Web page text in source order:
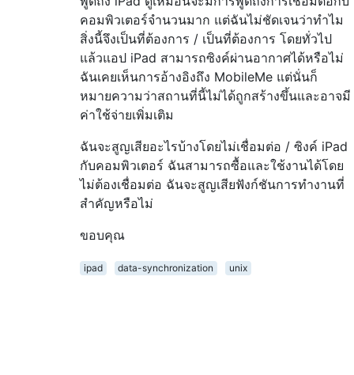
คอมพิวเตอร์จำนวนมาก แต่ฉันไม่ชัดเจนว่าทำไม
สิ่งนี้จึงเป็นที่ต้องการ / เป็นที่ต้องการ โดยทั่วไป
แล้วแอป iPad สามารถซิงค์ผ่านอากาศได้หรือไม่
ฉันเคยเห็นการอ้างอิงถึง MobileMe แต่นั่นก็
หมายความว่าสถานที่นี้ไม่ได้ถูกสร้างขึ้นและอาจมี
ค่าใช้จ่ายเพิ่มเติม
ฉันจะสูญเสียอะไรบ้างโดยไม่เชื่อมต่อ / ซิงค์ iPad
กับคอมพิวเตอร์ ฉันสามารถซื้อและใช้งานได้โดย
ไม่ต้องเชื่อมต่อ ฉันจะสูญเสียฟังก์ชันการทำงานที่
สำคัญหรือไม่
ขอบคุณ
ipad data-synchronization unix